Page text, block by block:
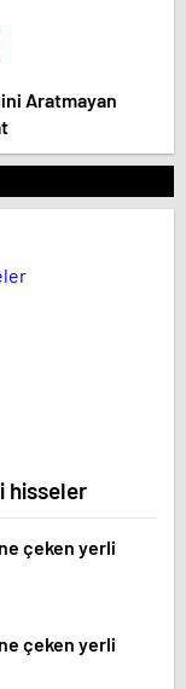
Aratmayan
hisseler
çeken yerli
çeken yerli